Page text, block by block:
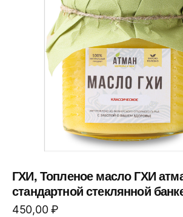
ГХИ, Топленое масло ГХИ
стандартной стеклянной
450,00₽